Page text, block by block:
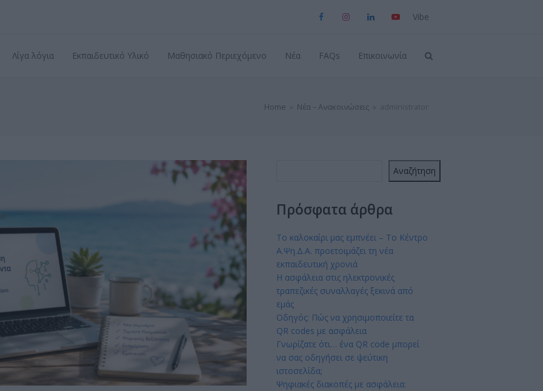
FacebookInstagramLinkedInYouTube
Viber
Λίγα λόγια Εκπαιδευτικό Υλικό Μαθησιακό Περιεχόμενο Νέα FAQs Επικοινωνία
Home Νέα – Ανακοινώσεις
Αναζήτηση
Πρόσφατα άρθρα
Το καλοκαίρι μας εμπνέει – Το Κέντρο
Α.Ψη.Δ.Α. προετοιμάζει τη νέα
εκπαιδευτική χρονιά
Η ασφάλεια στις ηλεκτρονικές
τραπεζικές συναλλαγές ξεκινά από
εμάς
Οδηγός: Πώς να χρησιμοποιείτε τα
QR codes με ασφάλεια
Γνωρίζατε ότι… ένα QR code μπορεί
να σας οδηγήσει σε ψεύτικη
ιστοσελίδα;
Ψηφιακές διακοπές με ασφάλεια: